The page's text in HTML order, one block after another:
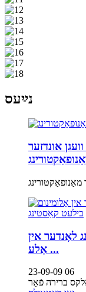
נײַעס
אונדזער
מאַנופאַקטורינג
לאָנדער אין
אַלע ...
23-09-09 06